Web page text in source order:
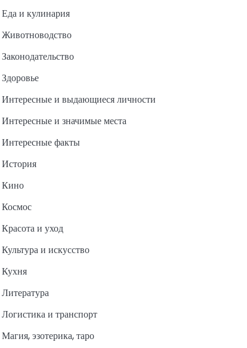
Еда и кулинария
Животноводство
Законодательство
Здоровье
Интересные и выдающиеся личности
Интересные и значимые места
Интересные факты
История
Кино
Космос
Красота и уход
Культура и искусство
Кухня
Литература
Логистика и транспорт
Магия, эзотерика, таро